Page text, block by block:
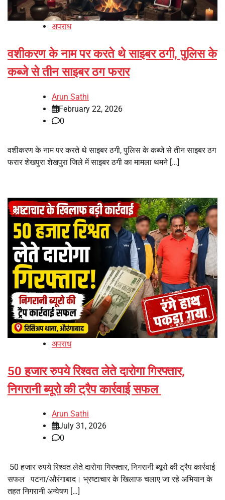
अपराध
वशीकरण के नाम पर करते थे साइबर ठगी, पुलिस के
कब्जे से तीन साइबर ठग फरार
Arun Sathi
February 22, 2026
0
वशीकरण के नाम पर करते थे साइबर ठगी, पुलिस के कब्जे से तीन साइबर ठग
फरार शेखपुरा शेखपुरा जिले में साइबर ठगी का मामला थमने […]
अपराध
50 हजार रुपये रिश्वत लेते दारोगा गिरफ्तार,
निगरानी ब्यूरो की ट्रैप कार्रवाई सफल
Arun Sathi
July 31, 2026
0
50 हजार रुपये रिश्वत लेते दारोगा गिरफ्तार, निगरानी ब्यूरो की ट्रैप कार्रवाई
सफल पटना/औरंगाबाद। भ्रष्टाचार के खिलाफ चलाए जा रहे अभियान के
तहत निगरानी अन्वेषण […]